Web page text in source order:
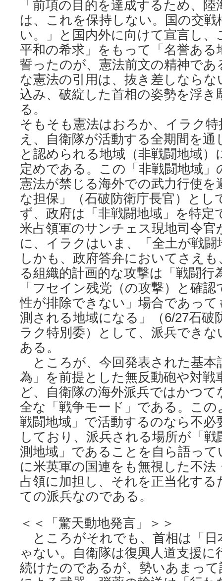
「前項の目的を達成するため、
は、これを保持しない。国の交
い。」と国内外に向けて宣言し、
平和の希求」をもって「名誉あ
誓ったのが、憲法前文の精神であ
な憲法の引用は、抜き差しなら
込み、破綻した首相の姿勢を浮
る。
そもそも憲法はおろか、イラク
え、自衛隊が活動する全期間を
と認められる地域（非戦闘地域
定めである。この「非戦闘地域
憲法が禁じる海外での武力行使を
な担保」（石破防衛庁長官）と
ず、政府は「非戦闘地域」を特定
米占領軍のサンチェス現地司令
に、イラクはいま、「全土が戦
しかも、政府答弁においてさえ
る組織的計画的な攻撃は「戦闘行
「フセイン残党（の攻撃）と確
性が排除できない」場合であって
測される地域になる」（6/27石破
ラク特別委）として、派兵でき
ある。
ところが、今回発表された基本
為」を前提とした無反動砲や対戦
ど、自衛隊の海外派兵ではかつ
全な「戦争モード」である。こ
戦闘地域」で活動するのなら不必
しており、派兵される場所が「戦
測地域」であることを自ら語っ
に米英軍の国連をも無視した不法
占領に加担し、それを正当化す
ての派兵なのである。
＜＜「驚天動地発言」＞＞
ところがそれでも、首相は「日
ゃない。自衛隊は復興人道支援
続けたのであるが、勢いあまっ